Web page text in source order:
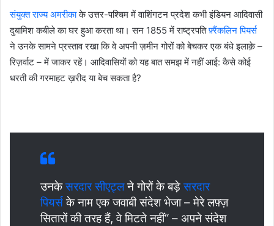
संयुक्त राज्य अमरीकाके उत्तर-पश्चिम में वाशिंगटन प्रदेश कभी इंडियन आदिवासी
दुबामिश कबीले का घर हुआ करता था। सन 1855 में राष्ट्रपतिफ़्रैंकलिन पियर्स
ने उनके सामने प्रस्ताव रखा कि वे अपनी ज़मीन गोरों को बेचकर एक बंधे इलाक़े –
रिज़र्वाट – में जाकर रहें। आदिवासियों को यह बात समझ में नहीं आई: कैसे कोई
धरती की गरमाहट ख़रीद या बेच सकता है?
उनकेसरदार सीएट्लने गोरों के बड़ेसरदार
पियर्सके नाम एक जवाबी संदेश भेजा – मेरे लफ़्ज़
सितारों की तरह हैं, वे मिटते नहीं“ – अपने संदेश